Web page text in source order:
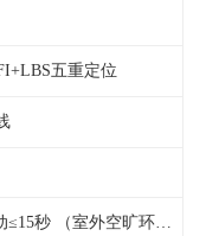
五重定位
冷启动≤60秒、热启动≤15秒 （室外空旷环境）